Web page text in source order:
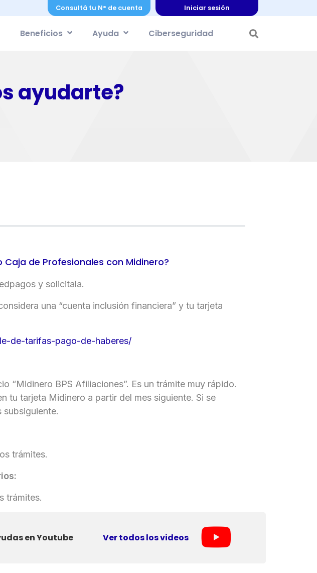
Consultá tu N° de cuenta Iniciar sesión
Beneficios Ayuda Ciberseguridad
ayudarte?
Caja de Profesionales con Midinero?
y solicitala.
una “cuenta inclusión financiera” y tu tarjeta
de-tarifas-pago-de-haberes/
“Midinero BPS Afiliaciones”. Es un trámite muy rápido.
tu tarjeta Midinero a partir del mes siguiente. Si se
subsiguiente.
trámites.
trámites.
en Youtube Ver todos los videos